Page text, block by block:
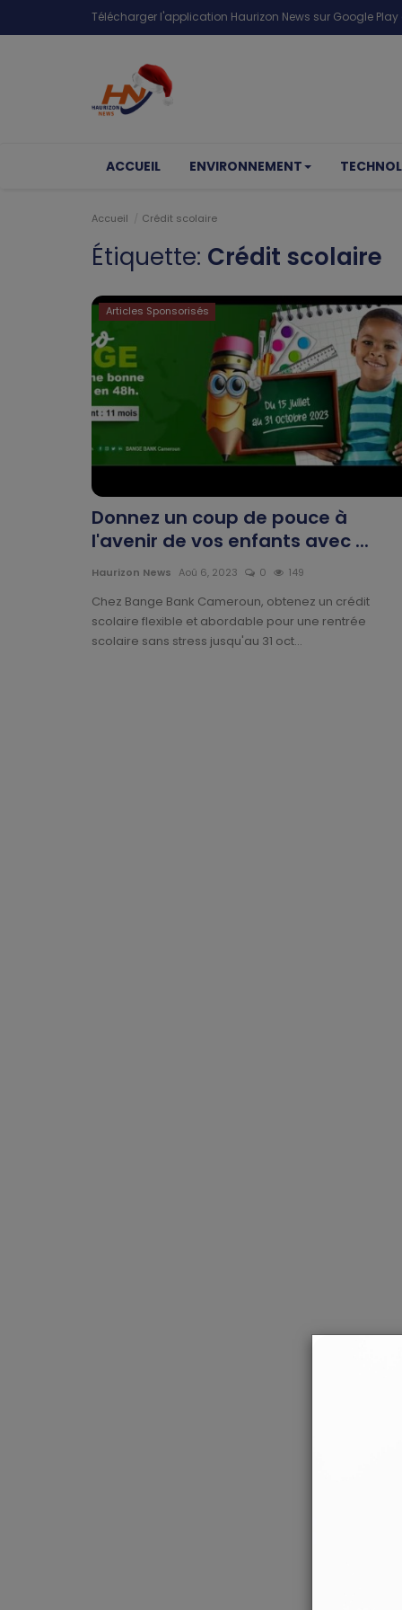
Télécharger l'application Haurizon News sur Google Play
ACCUEIL ENVIRONNEMENT
Accueil Crédit scolaire
Étiquette: Crédit scolaire
Articles Sponsorisés
Donnez un coup de pouce à
l'avenir de vos enfants avec ...
Haurizon News Aoû 6, 2023 0 149
Chez Bange Bank Cameroun, obtenez un crédit
scolaire flexible et abordable pour une rentrée
scolaire sans stress jusqu'au 31 oct...